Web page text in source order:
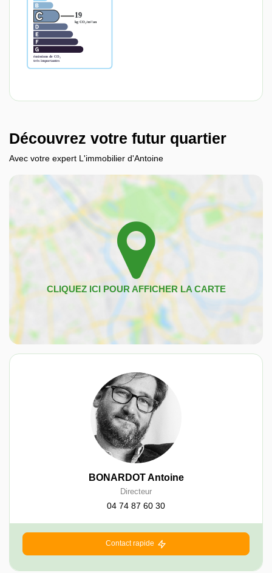
Découvrez votre futur quartier
Avec votre expert L'immobilier d'Antoine
BONARDOT Antoine
Directeur
04 74 87 60 30
Contact rapide